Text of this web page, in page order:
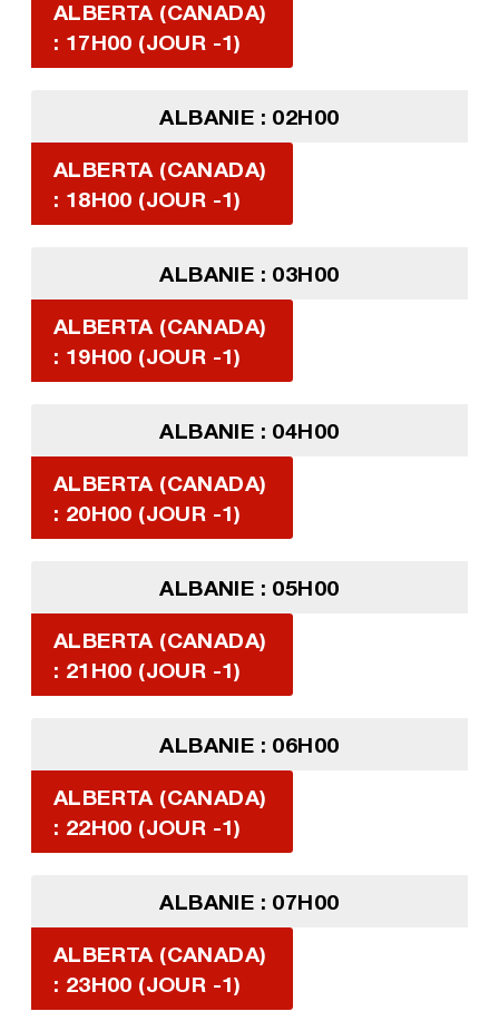
ALBERTA (CANADA)
: 17H00 (JOUR -1)
ALBANIE : 02H00
ALBERTA (CANADA)
: 18H00 (JOUR -1)
ALBANIE : 03H00
ALBERTA (CANADA)
: 19H00 (JOUR -1)
ALBANIE : 04H00
ALBERTA (CANADA)
: 20H00 (JOUR -1)
ALBANIE : 05H00
ALBERTA (CANADA)
: 21H00 (JOUR -1)
ALBANIE : 06H00
ALBERTA (CANADA)
: 22H00 (JOUR -1)
ALBANIE : 07H00
ALBERTA (CANADA)
: 23H00 (JOUR -1)